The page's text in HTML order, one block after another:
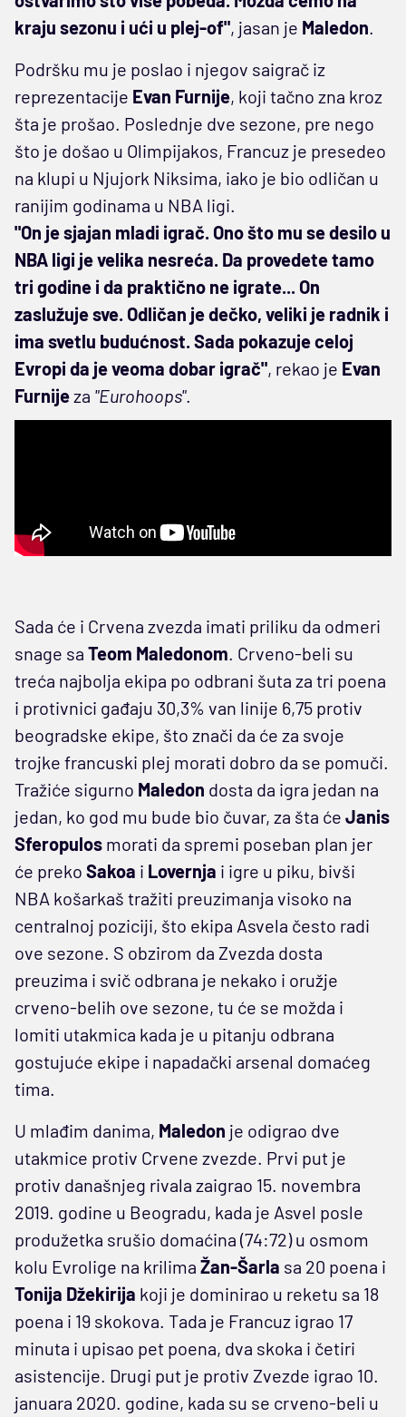
kraju sezonu i ući u plej-of", jasan je Maledon.
Podršku mu je poslao i njegov saigrač iz
reprezentacije Evan Furnije, koji tačno zna kroz
šta je prošao. Poslednje dve sezone, pre nego
što je došao u Olimpijakos, Francuz je presedeo
na klupi u Njujork Niksima, iako je bio odličan u
ranijim godinama u NBA ligi.
"On je sjajan mladi igrač. Ono što mu se desilo u
NBA ligi je velika nesreća. Da provedete tamo
tri godine i da praktično ne igrate... On
zaslužuje sve. Odličan je dečko, veliki je radnik i
ima svetlu budućnost. Sada pokazuje celoj
Evropi da je veoma dobar igrač", rekao je Evan
Furnijeza "Eurohoops".
Sada će i Crvena zvezda imati priliku da odmeri
snage sa Teom Maledonom. Crveno-beli su
treća najbolja ekipa po odbrani šuta za tri poena
i protivnici gađaju 30,3% van linije 6,75 protiv
beogradske ekipe, što znači da će za svoje
trojke francuski plej morati dobro da se pomuči.
Tražiće sigurno Maledon dosta da igra jedan na
jedan, ko god mu bude bio čuvar, za šta će Janis
Sferopulos morati da spremi poseban plan jer
će preko Sakoa i Lovernja i igre u piku, bivši
NBA košarkaš tražiti preuzimanja visoko na
centralnoj poziciji, što ekipa Asvela često radi
ove sezone. S obzirom da Zvezda dosta
preuzima i svič odbrana je nekako i oružje
crveno-belih ove sezone, tu će se možda i
lomiti utakmica kada je u pitanju odbrana
gostujuće ekipe i napadački arsenal domaćeg
tima.
U mlađim danima, Maledon je odigrao dve
utakmice protiv Crvene zvezde. Prvi put je
protiv današnjeg rivala zaigrao 15. novembra
2019. godine u Beogradu, kada je Asvel posle
produžetka srušio domaćina (74:72) u osmom
kolu Evrolige na krilima Žan-Šarla sa 20 poena i
Tonija Džekirija koji je dominirao u reketu sa 18
poena i 19 skokova. Tada je Francuz igrao 17
minuta i upisao pet poena, dva skoka i četiri
asistencije. Drugi put je protiv Zvezde igrao 10.
januara 2020. godine, kada su se crveno-beli u